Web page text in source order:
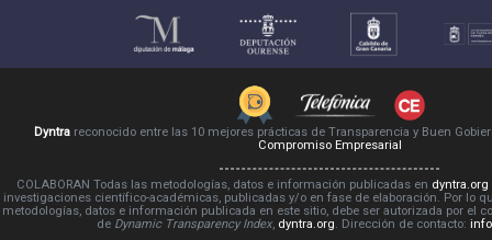
Dyntrareconocido entre las 10 mejores prácticas de Transparencia y Buen
Compromiso Empresarial
COLABORAN Todas las metodologías, datos e información publicadas en dyntra.org
investigaciones científico-académicas, publicadas y/o en fase de elaboración. Por lo
metodologías, datos e información publicada en este sitio, debe ser autorizada por el
de Dynamic Transparency Index, dyntra.org. Dirección de contacto: